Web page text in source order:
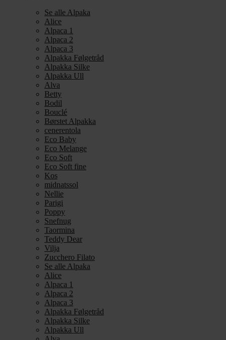
Se alle Alpaka
Alice
Alpaca 1
Alpaca 2
Alpaca 3
Alpakka Følgetråd
Alpakka Silke
Alpakka Ull
Alva
Betty
Bodil
Bouclé
Børstet Alpakka
cenerentola
Eco Baby
Eco Melange
Eco Soft
Eco Soft fine
Kos
midnatssol
Nellie
Parigi
Poppy
Snefnug
Taormina
Teddy Dear
Vilja
Zucchero Filato
Se alle Alpaka
Alice
Alpaca 1
Alpaca 2
Alpaca 3
Alpakka Følgetråd
Alpakka Silke
Alpakka Ull